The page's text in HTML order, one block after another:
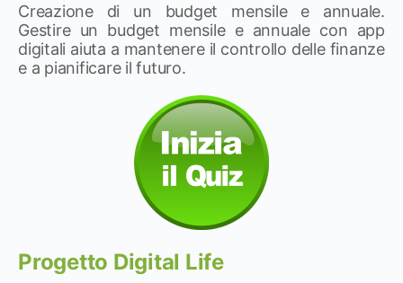
Creazione di un budget mensile e annuale.
Gestire un budget mensile e annuale con app
digitali aiuta a mantenere il controllo delle finanze
e a pianificare il futuro.
Progetto Digital Life